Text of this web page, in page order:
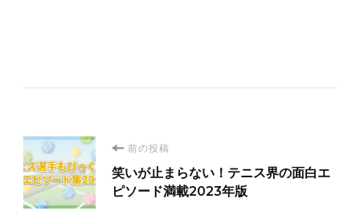
投
稿
前の投稿
笑いが止まらない！テニス界の面白エ
ピソード満載2023年版